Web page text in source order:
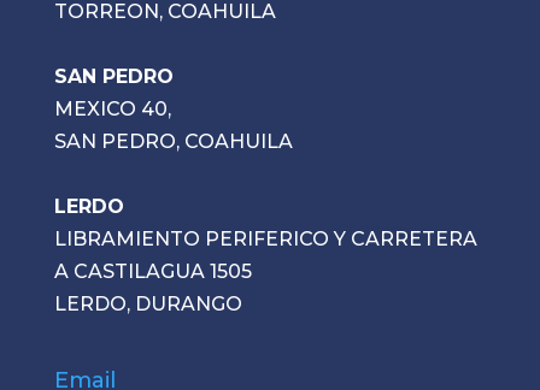
TORREON, COAHUILA
SAN PEDRO
MEXICO 40,
SAN PEDRO, COAHUILA
LERDO
LIBRAMIENTO PERIFERICO Y CARRETERA
A CASTILAGUA 1505
LERDO, DURANGO
Email